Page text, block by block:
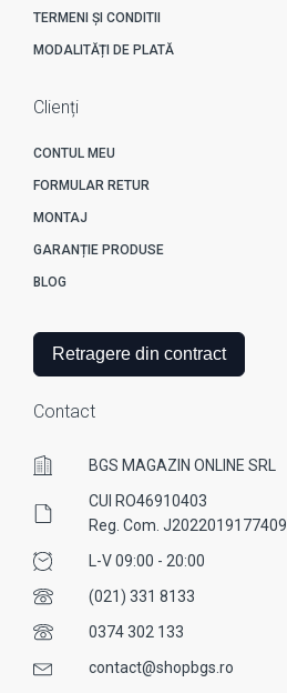
TERMENI ȘI CONDITII
MODALITĂȚI DE PLATĂ
Clienți
CONTUL MEU
FORMULAR RETUR
MONTAJ
GARANȚIE PRODUSE
BLOG
Retragere din contract
Contact
BGS MAGAZIN ONLINE SRL
CUI RO46910403
Reg. Com. J2022019177409
L-V 09:00 - 20:00
(021) 331 8133
0374 302 133
contact@shopbgs.ro